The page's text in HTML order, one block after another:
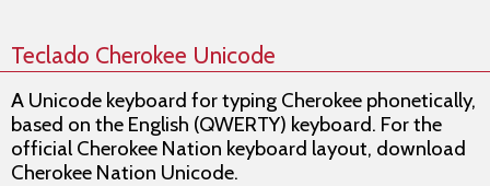
Teclado Cherokee Unicode
A Unicode keyboard for typing Cherokee phonetically,
based on the English (QWERTY) keyboard. For the
official Cherokee Nation keyboard layout, download
Cherokee Nation Unicode.